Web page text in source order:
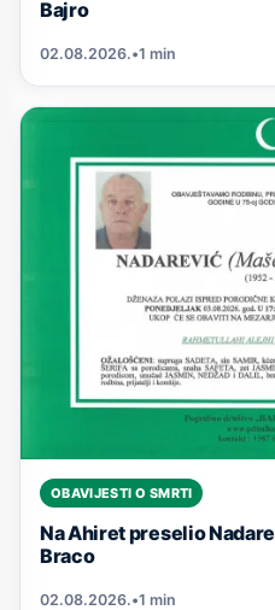
Bajro
02.08.2026.•1 min
OBAVIJESTI O SMRTI
Na Ahiret preselio
Braco
02.08.2026.•1 min